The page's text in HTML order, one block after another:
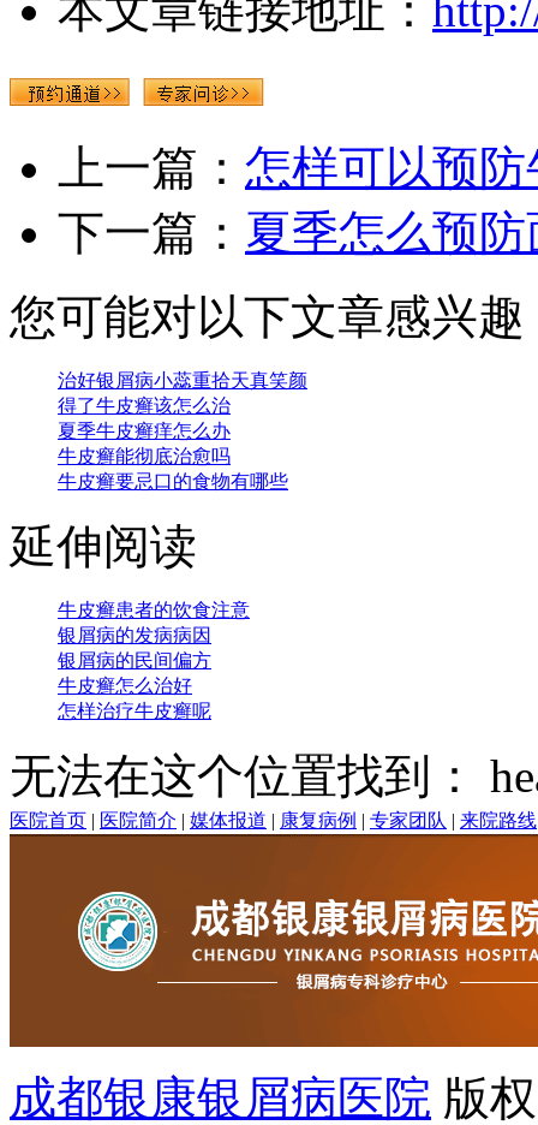
上一篇： 怎样可以预
下一篇： 夏季怎么预
您可能对以下文章感兴趣
治好银屑病小蕊重拾天真笑颜
得了牛皮癣该怎么治
夏季牛皮癣痒怎么办
牛皮癣能彻底治愈吗
牛皮癣要忌口的食物有哪些
延伸阅读
牛皮癣患者的饮食注意
银屑病的发病病因
银屑病的民间偏方
牛皮癣怎么治好
怎样治疗牛皮癣呢
无法在这个位置找到：
医院首页 | 医院简介 | 媒体报道 | 康复病例 | 专家团队 | 来院路线
成都银康银屑病医院 版